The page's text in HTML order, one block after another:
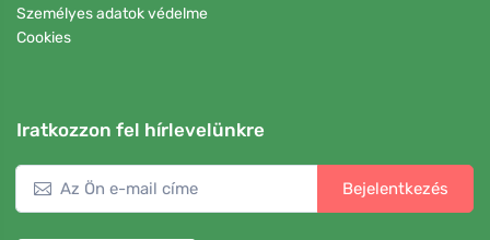
Személyes adatok védelme
Cookies
Iratkozzon fel hírlevelünkre
Bejelentkezés